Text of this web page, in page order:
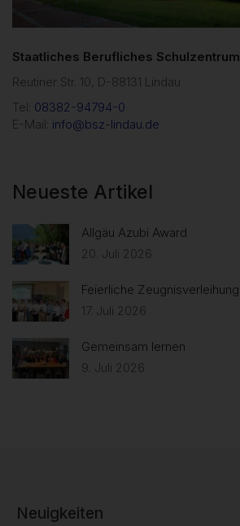
Staatliches Berufliches Schulzentrum
Reutiner Str. 10, D-88131 Lindau
Tel: 08382-94794-0
E-Mail: info@bsz-lindau.de
Neueste Artikel
Allgäu Azubi Award
20. Juli 2026
Feierliche Zeugnisverleihung
17. Juli 2026
Gemeinsam lernen
9. Juli 2026
Neuigkeiten